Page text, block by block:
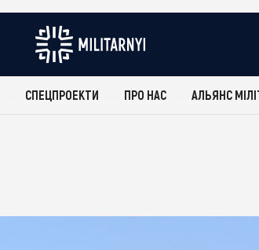
СПЕЦПРОЕКТИ ПРО НАС АЛЬЯНС